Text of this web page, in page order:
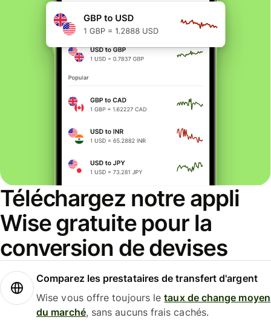
Téléchargez notre appli
Wise gratuite pour la
conversion de devises
Comparez les prestataires de transfert d'argent
Wise vous offre toujours letaux de change moyen
du marché, sans aucuns frais cachés.